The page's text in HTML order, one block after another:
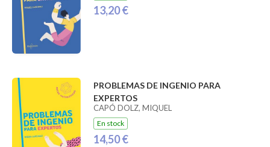
13,20 €
PROBLEMAS DE INGENIO PARA
EXPERTOS
CAPÓ DOLZ, MIQUEL
En stock
14,50 €